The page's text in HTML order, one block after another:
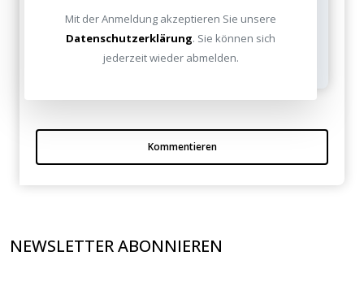
service@heimkinoraum.de
Kommentieren
NEWSLETTER ABONNIEREN
Mit der Anmeldung akzeptieren Sie unsere
Datenschutzerklärung. Sie können sich
jederzeit wieder abmelden.